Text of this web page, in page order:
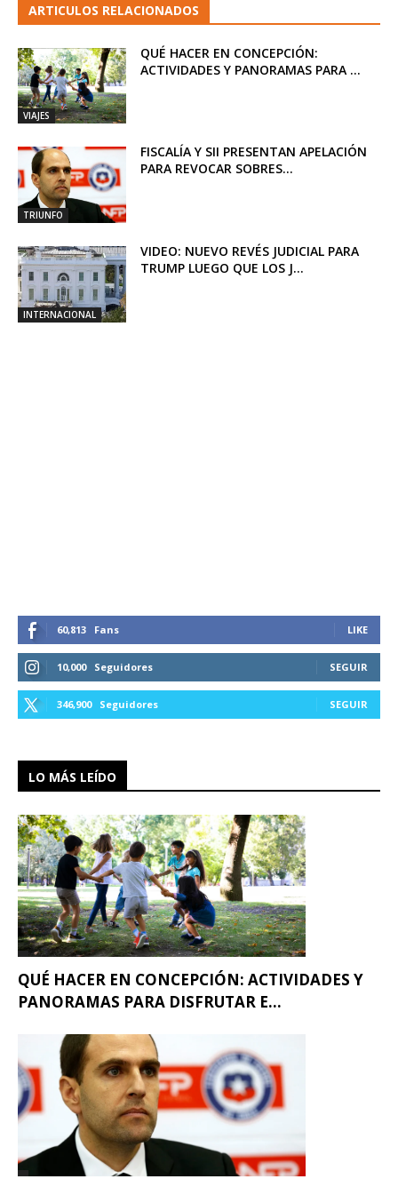
ARTICULOS RELACIONADOS
VIAJES
QUÉ HACER EN CONCEPCIÓN:
ACTIVIDADES Y PANORAMAS PARA ...
TRIUNFO
FISCALÍA Y SII PRESENTAN APELACIÓN
PARA REVOCAR SOBRES...
INTERNACIONAL
VIDEO: NUEVO REVÉS JUDICIAL PARA
TRUMP LUEGO QUE LOS J...
60,813 Fans LIKE
10,000 Seguidores SEGUIR
346,900 Seguidores SEGUIR
LO MÁS LEÍDO
QUÉ HACER EN CONCEPCIÓN: ACTIVIDADES Y
PANORAMAS PARA DISFRUTAR E...